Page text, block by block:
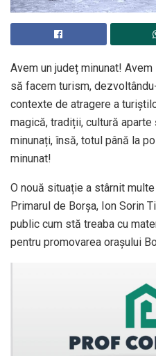
Avem un județ minunat!
să facem turism,
contexte de atragere a
magică, tradiții, cultură aparte
minunați, însă, totul până la
minunat!
O nouă situație a stârnit
Primarul de Borșa, Ion Sorin
public cum stă treaba cu
pentru promovarea orașului